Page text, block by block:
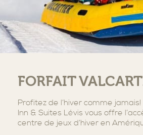
FORFAIT
Profitez de l’hiver comme jamais!
Inn & Suites Lévis vous offre
centre de jeux d’hiver en